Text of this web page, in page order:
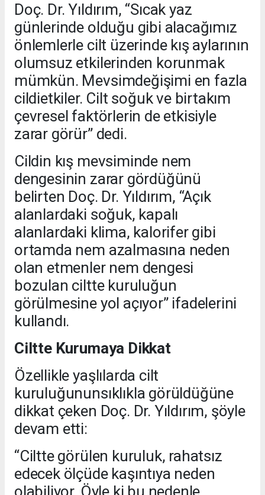
Doç. Dr. Yıldırım, “Sıcak yaz
günlerinde olduğu gibi alacağımız
önlemlerle cilt üzerinde kış aylarının
olumsuz etkilerinden korunmak
mümkün. Mevsimdeğişimi en fazla
cildietkiler. Cilt soğuk ve birtakım
çevresel faktörlerin de etkisiyle
zarar görür” dedi.
Cildin kış mevsiminde nem
dengesinin zarar gördüğünü
belirten Doç. Dr. Yıldırım, “Açık
alanlardaki soğuk, kapalı
alanlardaki klima, kalorifer gibi
ortamda nem azalmasına neden
olan etmenler nem dengesi
bozulan ciltte kuruluğun
görülmesine yol açıyor” ifadelerini
kullandı.
Ciltte Kurumaya Dikkat
Özellikle yaşlılarda cilt
kuruluğununsıklıkla görüldüğüne
dikkat çeken Doç. Dr. Yıldırım, şöyle
devam etti:
“Ciltte görülen kuruluk, rahatsız
edecek ölçüde kaşıntıya neden